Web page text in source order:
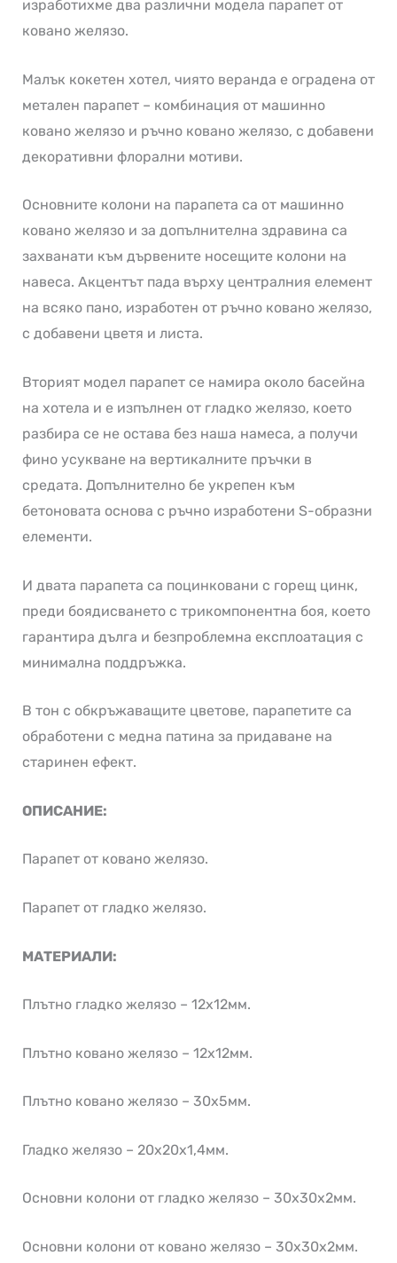
изработихме два различни модела парапет от
ковано желязо.
Малък кокетен хотел, чиято веранда е оградена от
метален парапет – комбинация от машинно
ковано желязо и ръчно ковано желязо, с добавени
декоративни флорални мотиви.
Основните колони на парапета са от машинно
ковано желязо и за допълнителна здравина са
захванати към дървените носещите колони на
навеса. Акцентът пада върху централния елемент
на всяко пано, изработен от ръчно ковано желязо,
с добавени цветя и листа.
Вторият модел парапет се намира около басейна
на хотела и е изпълнен от гладко желязо, което
разбира се не остава без наша намеса, а получи
фино усукване на вертикалните пръчки в
средата. Допълнително бе укрепен към
бетоновата основа с ръчно изработени S-образни
елементи.
И двата парапета са поцинковани с горещ цинк,
преди боядисването с трикомпонентна боя, което
гарантира дълга и безпроблемна експлоатация с
минимална поддръжка.
В тон с обкръжаващите цветове, парапетите са
обработени с медна патина за придаване на
старинен ефект.
ОПИСАНИЕ:
Парапет от ковано желязо.
Парапет от гладко желязо.
МАТЕРИАЛИ:
Плътно гладко желязо – 12х12мм.
Плътно ковано желязо – 12х12мм.
Плътно ковано желязо – 30х5мм.
Гладко желязо – 20х20х1,4мм.
Основни колони от гладко желязо – 30х30х2мм.
Основни колони от ковано желязо – 30х30х2мм.